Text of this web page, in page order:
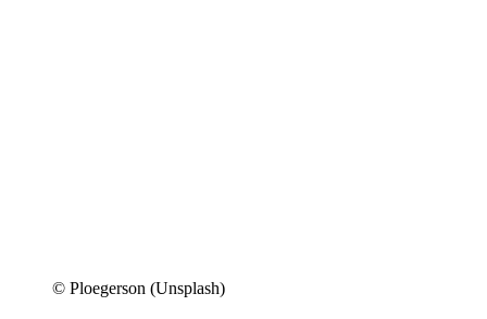
© Ploegerson (Unsplash)